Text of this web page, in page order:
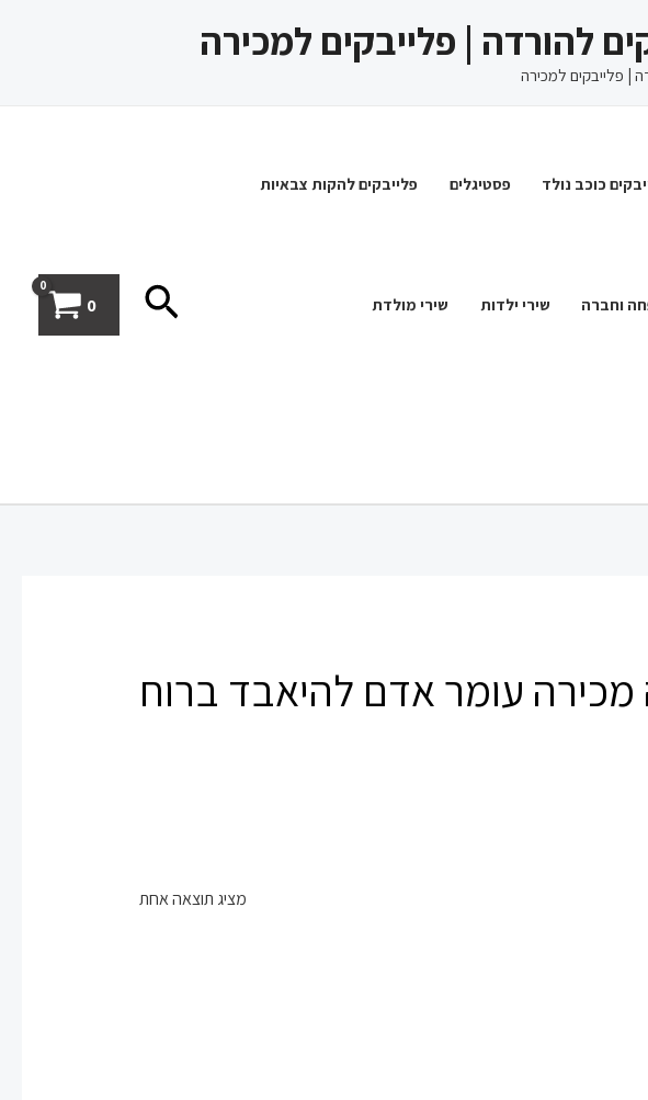
להורדה | פלייבקים למכירה
| פלייבקים למכירה
כוכב נולד פסטיגלים פלייבקים להקות צבאיות
וחברה שירי ילדות שירי מולדת חיפוש0
מכירה עומר אדם להיאבד ברוח
מציג תוצאה אחת